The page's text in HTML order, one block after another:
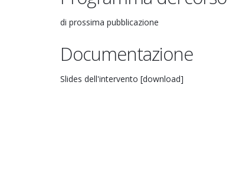
di prossima pubblicazione
Documentazione
Slides dell'intervento [download]